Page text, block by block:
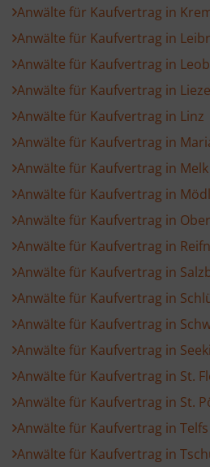
Anwälte für Kaufvertrag in
Anwälte für Kaufvertrag in
Anwälte für Kaufvertrag in
Anwälte für Kaufvertrag in
Anwälte für Kaufvertrag in Linz
Anwälte für Kaufvertrag in
Anwälte für Kaufvertrag in Melk
Anwälte für Kaufvertrag in
Anwälte für Kaufvertrag in
Anwälte für Kaufvertrag in
Anwälte für Kaufvertrag in
Anwälte für Kaufvertrag in
Anwälte für Kaufvertrag in
Anwälte für Kaufvertrag in
Anwälte für Kaufvertrag in St.
Anwälte für Kaufvertrag in St.
Anwälte für Kaufvertrag in Telfs
Anwälte für Kaufvertrag in